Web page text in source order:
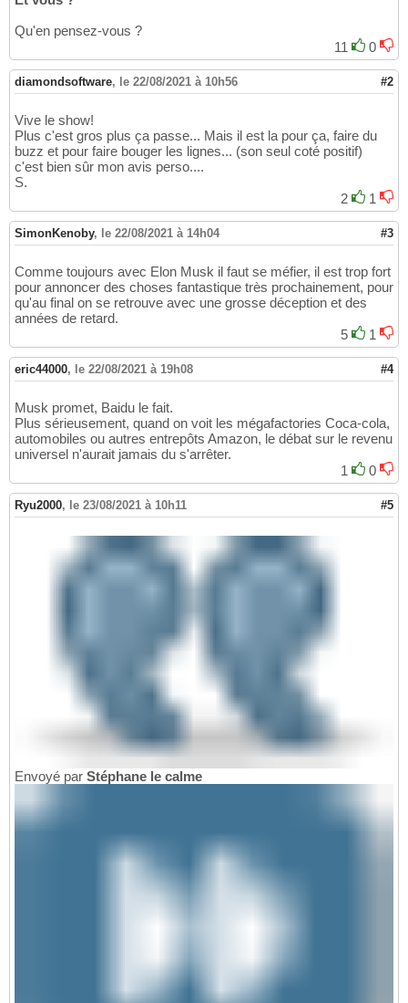
Qu'en pensez-vous ?
11
0
diamondsoftware, le 22/08/2021 à 10h56 #2
Vive le show!
Plus c'est gros plus ça passe... Mais il est la pour ça, faire du
buzz et pour faire bouger les lignes... (son seul coté positif)
c'est bien sûr mon avis perso....
S.
2
1
SimonKenoby, le 22/08/2021 à 14h04 #3
Comme toujours avec Elon Musk il faut se méfier, il est trop fort
pour annoncer des choses fantastique très prochainement, pour
qu'au final on se retrouve avec une grosse déception et des
années de retard.
5
1
eric44000, le 22/08/2021 à 19h08 #4
Musk promet, Baidu le fait.
Plus sérieusement, quand on voit les mégafactories Coca-cola,
automobiles ou autres entrepôts Amazon, le débat sur le revenu
universel n'aurait jamais du s'arrêter.
1
0
Ryu2000, le 23/08/2021 à 10h11 #5
Envoyé par Stéphane le calme